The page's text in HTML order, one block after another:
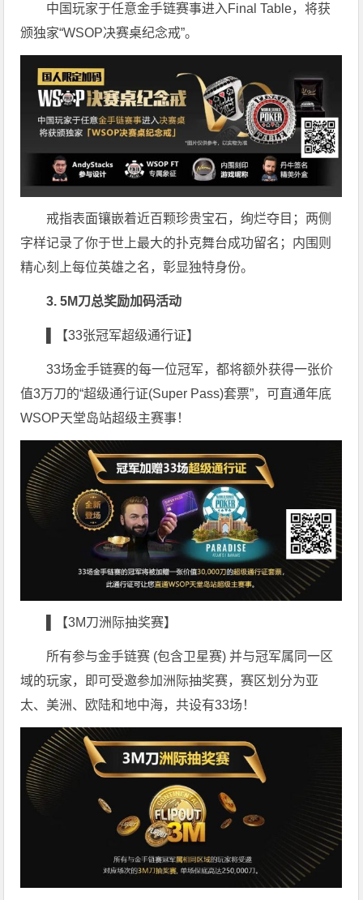
中国玩家于任意金手链赛事进入Final Table，将获
颁独家“WSOP决赛桌纪念戒”。
戒指表面镶嵌着近百颗珍贵宝石，绚烂夺目；两侧
字样记录了你于世上最大的扑克舞台成功留名；内围则
精心刻上每位英雄之名，彰显独特身份。
3. 5M刀总奖励加码活动
▌【33张冠军超级通行证】
33场金手链赛的每一位冠军，都将额外获得一张价
值3万刀的“超级通行证(Super Pass)套票”，可直通年底
WSOP天堂岛站超级主赛事！
▌【3M刀洲际抽奖赛】
所有参与金手链赛 (包含卫星赛) 并与冠军属同一区
域的玩家，即可受邀参加洲际抽奖赛，赛区划分为亚
太、美洲、欧陆和地中海，共设有33场！